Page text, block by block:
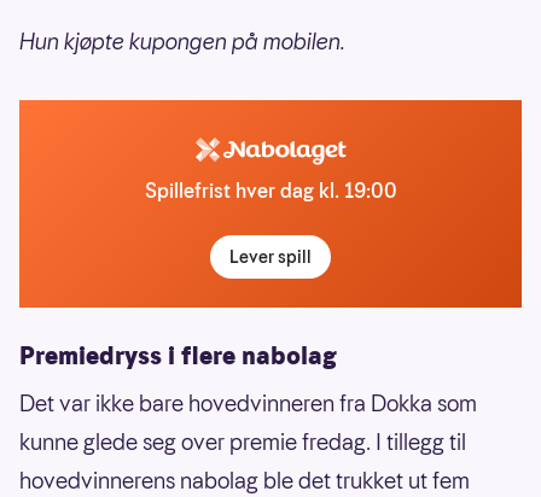
Hun kjøpte kupongen på mobilen.
Spillefrist hver dag kl. 19:00
Lever spill
Premiedryss i flere nabolag
Det var ikke bare hovedvinneren fra Dokka som
kunne glede seg over premie fredag. I tillegg til
hovedvinnerens nabolag ble det trukket ut fem